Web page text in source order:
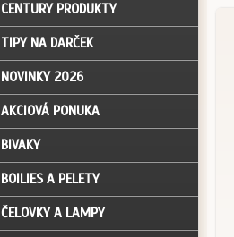
CENTURY PRODUKTY
TIPY NA DARČEK
NOVINKY 2026
AKCIOVÁ PONUKA
BIVAKY
BOILIES A PELETY
ČELOVKY A LAMPY